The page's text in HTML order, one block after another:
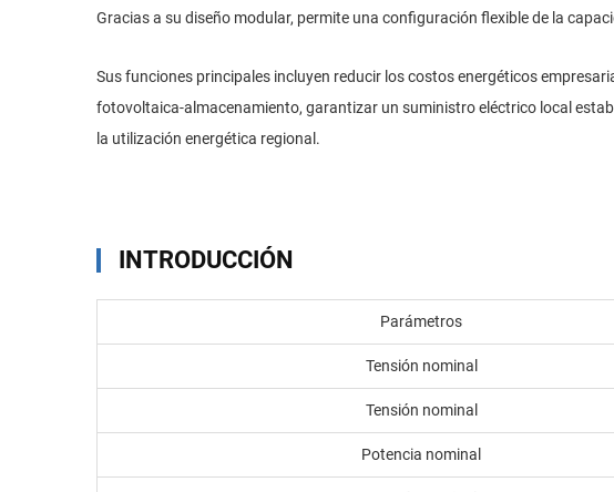
Gracias a su diseño modular, permite una configuración flexible de la
Sus funciones principales incluyen reducir los costos energéticos
fotovoltaica-almacenamiento, garantizar un suministro eléctrico local
la utilización energética regional.
INTRODUCCIÓN
Parámetros
Tensión nominal
Tensión nominal
Potencia nominal